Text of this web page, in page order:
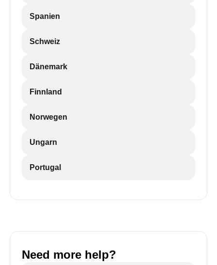
Spanien
Schweiz
Dänemark
Finnland
Norwegen
Ungarn
Portugal
Need more help?